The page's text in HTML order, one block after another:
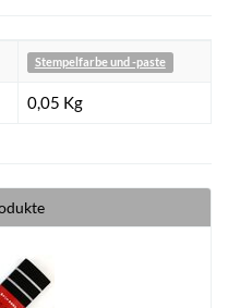
Stempelfarbe und -paste
0,05 Kg